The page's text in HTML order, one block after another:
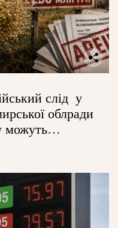
слід у
облради
можуть